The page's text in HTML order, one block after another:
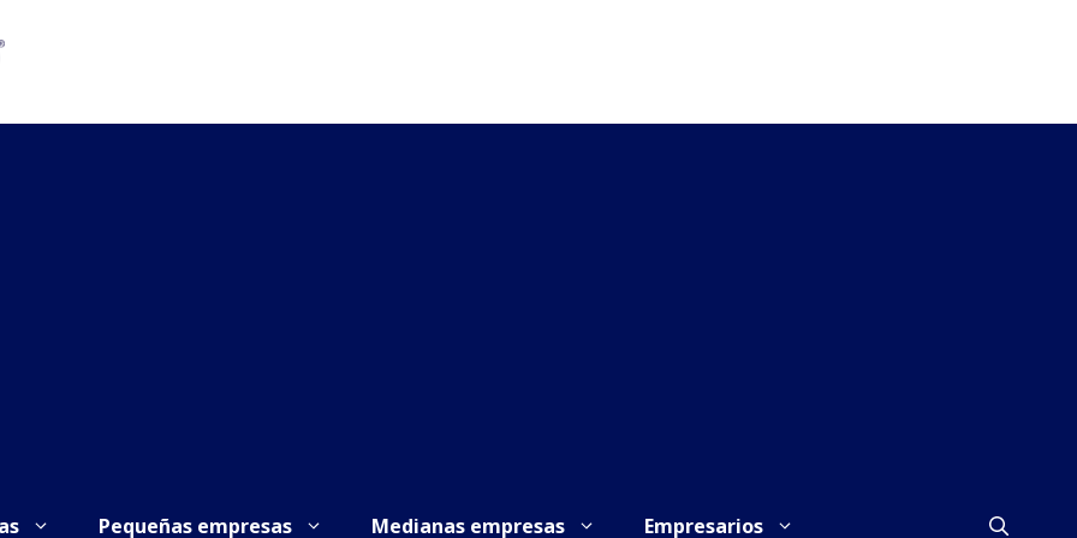
Pequeñas empresas Medianas empresas Empresarios